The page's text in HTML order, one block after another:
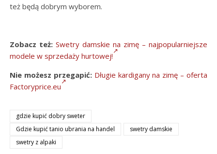
też będą dobrym wyborem.
Zobacz też: Swetry damskie na zimę – najpopularniejsze
modele w sprzedaży hurtowej!
Nie możesz przegapić: Długie kardigany na zimę – oferta
Factoryprice.eu
gdzie kupić dobry sweter
Gdzie kupić tanio ubrania na handel
swetry damskie
swetry z alpaki